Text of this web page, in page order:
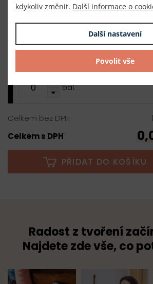
černá
100 ks 3,00
bal.
Celkem bez DPH
Celkem s DPH
PŘIDAT DO KOŠÍKU
Radost z tvoření
Najdete zde vše, co
kdykoliv změnit. Další informace o
Další nastavení
Povolit vše